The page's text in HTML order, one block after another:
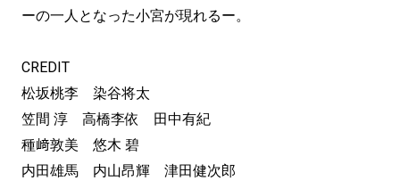
ーの一人となった小宮が現れるー。
CREDIT
松坂桃李 染谷将太
笠間 淳 高橋李依 田中有紀
種﨑敦美 悠木 碧
内田雄馬 内山昂輝 津田健次郎